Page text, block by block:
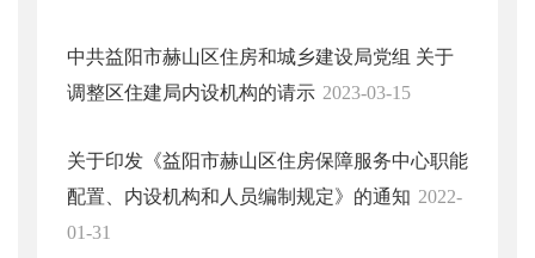
中共益阳市赫山区住房和城乡建设局党组 关于
调整区住建局内设机构的请示 2023-03-15
关于印发《益阳市赫山区住房保障服务中心职能
配置、内设机构和人员编制规定》的通知 2022-
01-31